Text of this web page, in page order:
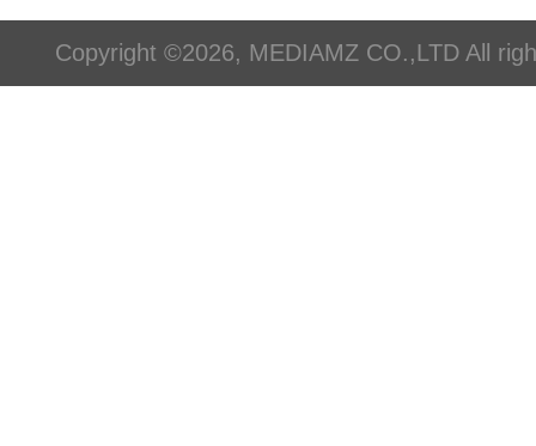
Copyright ©2026, MEDIAMZ CO.,LTD All